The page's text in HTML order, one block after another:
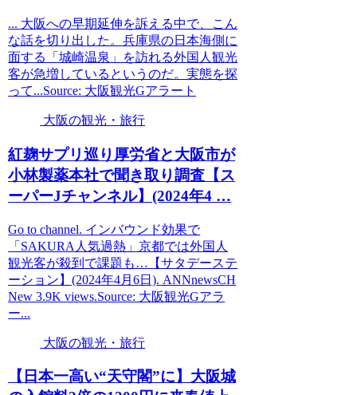
... 大阪への早期延伸を訴える中で、こん
な話を切り出した。兵庫県の日本海側に
面する「城崎温泉」を訪れる外国人観光
客が急増しているというのだ。実態を探
って...Source: 大阪観光Gアラート
大阪の観光・旅行
紅麹サプリ巡り厚労省と大阪市が
小林製薬本社で聞き取り調査【ス
ーパーJチャンネル】(2024年4 …
Go to channel. インバウンド効果で
「SAKURA人気過熱」京都では外国人
観光客が殺到で課題も…【サタデーステ
ーション】(2024年4月6日). ANNnewsCH
New 3.9K views.Source: 大阪観光Gアラ
ー...
大阪の観光・旅行
【日本一高い“天守閣”に】 大阪城